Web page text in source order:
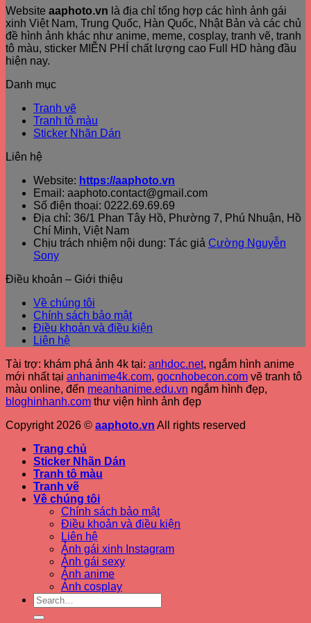
Website aaphoto.vn là địa chỉ tổng hợp các hình ảnh gái
xinh Việt Nam, Trung Quốc, Hàn Quốc, Nhật Bản và các chủ
đề hình ảnh khác như anime, meme, cosplay, tranh vẽ, tranh
tô màu, sticker MIỄN PHÍ chất lượng cao Full HD hàng đầu
hiện nay.
Danh mục
Tranh vẽ
Tranh tô màu
Sticker Nhãn Dán
Liên hệ
Website: https://aaphoto.vn
Email: aaphoto.contact@gmail.com
Số điện thoại: 0222.69.69.69
Địa chỉ: 36/1 Phan Tây Hồ, Phường 7, Phú Nhuận, Hồ
Chí Minh, Việt Nam
Chịu trách nhiệm nội dung: Tác giả Cường Nguyễn
Sony
Điều khoản – Giới thiệu
Về chúng tôi
Chính sách bảo mật
Điều khoản và điều kiện
Liên hệ
Tài trợ: khám phá ảnh 4k tại: anhdoc.net, ngắm hình anime
mới nhất tại anhanime4k.com, gocnhobecon.com vẽ tranh tô
màu online, đến meanhanime.edu.vn ngắm hình đẹp,
bloghinhanh.com thư viện hình ảnh đẹp
Copyright 2026 © aaphoto.vn All rights reserved
Trang chủ
Sticker Nhãn Dán
Tranh tô màu
Tranh vẽ
Về chúng tôi
Chính sách bảo mật
Điều khoản và điều kiện
Liên hệ
Ảnh gái xinh Instagram
Ảnh gái sexy
Ảnh anime
Ảnh cosplay